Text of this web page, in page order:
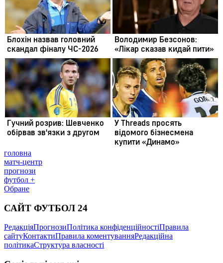
головна
матч-центр
прогнози
футбол +
Обране
САЙТ ФУТБОЛ 24
РедакціяПрогнозиПолітика конфіденційностіПравила
сайтуКонтактиПравила коментуванняРедакційна
політикаСтруктура власності